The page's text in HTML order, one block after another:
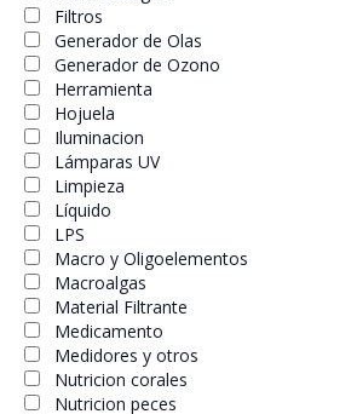
Filtros
Generador de Olas
Generador de Ozono
Herramienta
Hojuela
Iluminacion
Lámparas UV
Limpieza
Líquido
LPS
Macro y Oligoelementos
Macroalgas
Material Filtrante
Medicamento
Medidores y otros
Nutricion corales
Nutricion peces